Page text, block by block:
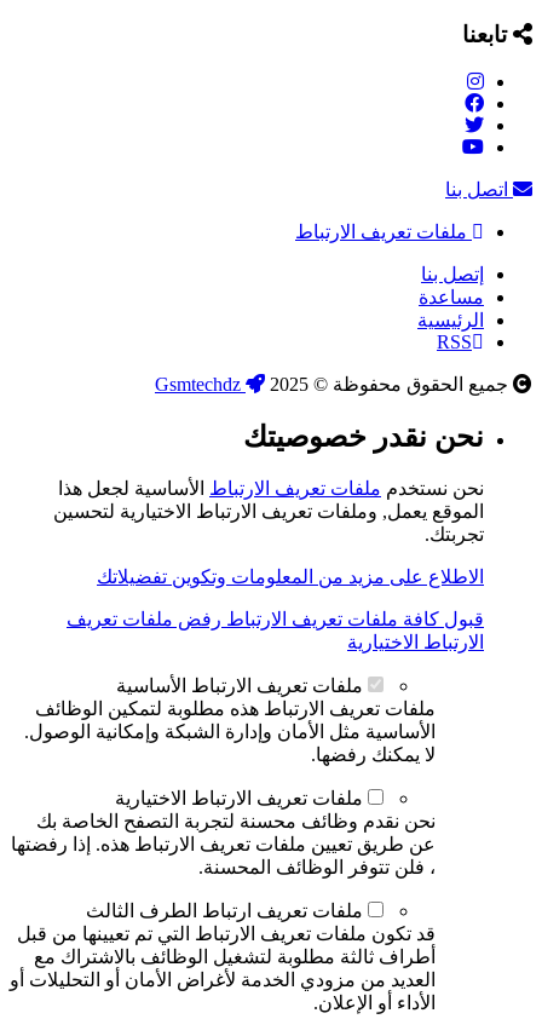
تابعنا
اتصل بنا
ملفات تعريف الارتباط
إتصل بنا
مساعدة
الرئيسية
RSS
جميع الحقوق محفوظة © 2025
نحن نقدر خصوصيتك
نحن نستخدم ملفات تعريف الارتباط الأساسية لجعل هذا
الموقع يعمل, وملفات تعريف الارتباط الاختيارية لتحسين
تجربتك.
الاطلاع على مزيد من المعلومات وتكوين تفضيلاتك
قبول كافة ملفات تعريف الارتباط رفض ملفات تعريف
الارتباط الاختيارية
ملفات تعريف الارتباط الأساسية
ملفات تعريف الارتباط هذه مطلوبة لتمكين الوظائف
الأساسية مثل الأمان وإدارة الشبكة وإمكانية الوصول.
لا يمكنك رفضها.
ملفات تعريف الارتباط الاختيارية
نحن نقدم وظائف محسنة لتجربة التصفح الخاصة بك
عن طريق تعيين ملفات تعريف الارتباط هذه. إذا رفضتها
، فلن تتوفر الوظائف المحسنة.
ملفات تعريف ارتباط الطرف الثالث
قد تكون ملفات تعريف الارتباط التي تم تعيينها من قبل
أطراف ثالثة مطلوبة لتشغيل الوظائف بالاشتراك مع
العديد من مزودي الخدمة لأغراض الأمان أو التحليلات أو
الأداء أو الإعلان.